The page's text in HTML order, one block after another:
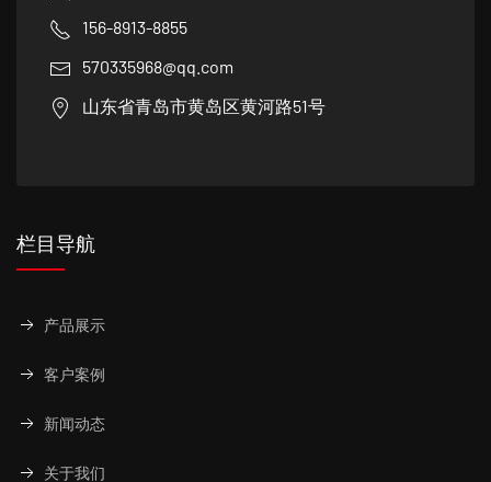
156-8913-8855
570335968@qq.com
山东省青岛市黄岛区黄河路51号
栏目导航
产品展示
客户案例
新闻动态
关于我们